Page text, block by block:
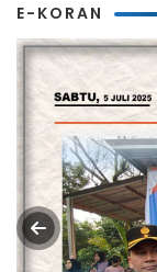
E-KORAN